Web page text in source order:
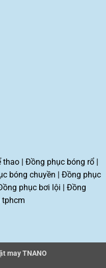
thao| Đồng phục bóng rổ|
bóng chuyền | Đồng phục
phục bơi lội | Đồng
tphcm
may TNANO